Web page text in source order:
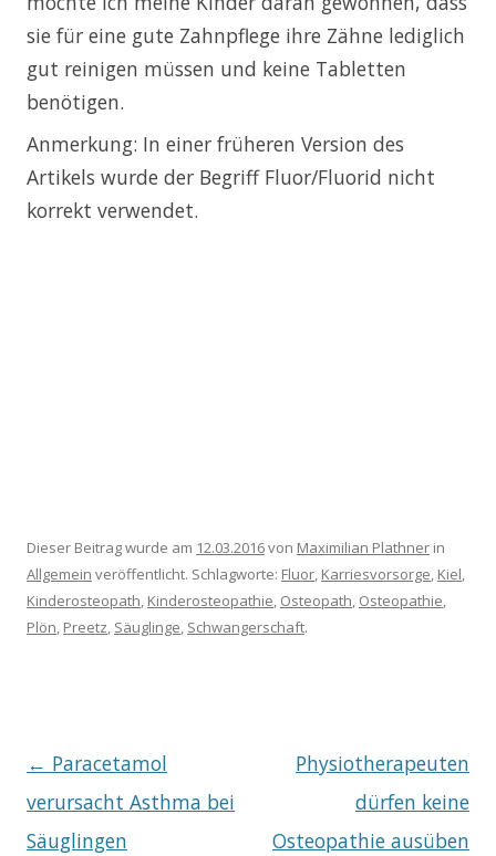
sie für eine gute Zahnpflege ihre Zähne lediglich
gut reinigen müssen und keine Tabletten
benötigen.
Anmerkung: In einer früheren Version des
Artikels wurde der Begriff Fluor/Fluorid nicht
korrekt verwendet.
Dieser Beitrag wurde am 12.03.2016von Maximilian Plathner in
Allgemein veröffentlicht. Schlagworte: Fluor, Karriesvorsorge, Kiel,
Kinderosteopath, Kinderosteopathie, Osteopath, Osteopathie,
Plön, Preetz, Säuglinge, Schwangerschaft.
Beitragsnavigation
← Paracetamol
verursacht Asthma bei
Säuglingen
Physiotherapeuten
dürfen keine
Osteopathie ausüben